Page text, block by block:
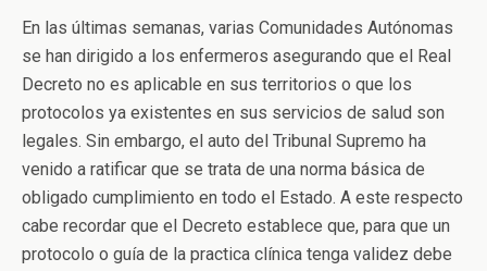
En las últimas semanas, varias Comunidades Autónomas
se han dirigido a los enfermeros asegurando que el Real
Decreto no es aplicable en sus territorios o que los
protocolos ya existentes en sus servicios de salud son
legales. Sin embargo, el auto del Tribunal Supremo ha
venido a ratificar que se trata de una norma básica de
obligado cumplimiento en todo el Estado. A este respecto
cabe recordar que el Decreto establece que, para que un
protocolo o guía de la practica clínica tenga validez debe